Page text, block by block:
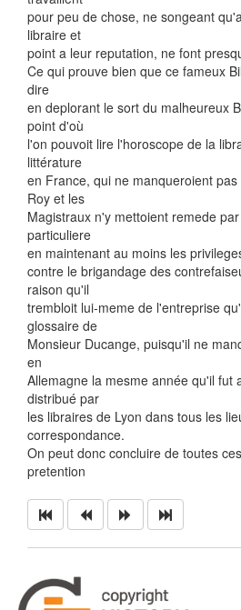
pour peu de chose, ne songeant
libraire et
point a leur reputation, ne font
Ce qui prouve bien que ce fameux
dire
en deplorant le sort du malheureux
point d'où
l'on pouvoit lire l'horoscope de la
littérature
en France, qui ne manqueroient
Roy et les
Magistraux n'y mettoient remede
particuliere
en maintenant au moins les
contre le brigandage des
raison qu'il
trembloit lui-meme de l'entreprise
glossaire de
Monsieur Ducange, puisqu'il ne
en
Allemagne la mesme année qu'il fut
distribué par
les libraires de Lyon dans tous les
correspondance.
On peut donc concluire de toutes
pretention